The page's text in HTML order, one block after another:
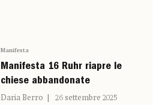
Manifesta
Manifesta 16 Ruhr riapre le
chiese abbandonate
Daria Berro 26 settembre 2025